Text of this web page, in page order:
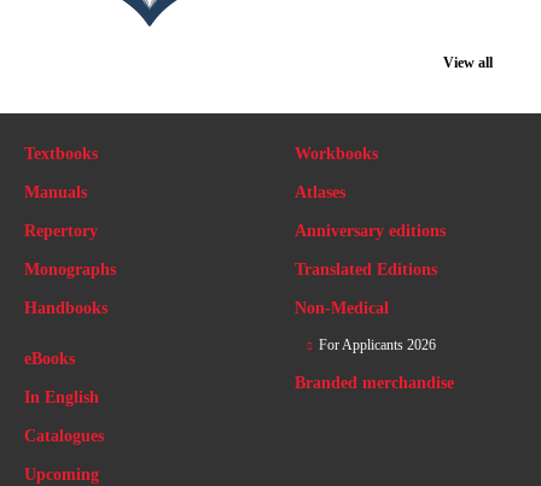
View all
Textbooks
Manuals
Repertory
Monographs
Handbooks
Workbooks
Atlases
Anniversary editions
Translated Editions
Non-Medical
eBooks
In English
Catalogues
Upcoming
For Applicants 2026
Branded merchandise